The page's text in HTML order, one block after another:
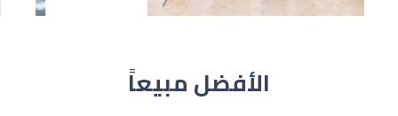
الأفضل مبيعاً